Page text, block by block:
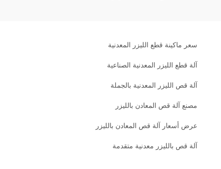
سعر ماكينة قطع الليزر المعدنية
آلة قطع الليزر المعدنية الصناعية
آلة قص الليزر المعدنية بالجملة
مصنع آلة قص المعادن بالليزر
عرض أسعار آلة قص المعادن بالليزر
آلة قص بالليزر معدنية متقدمة